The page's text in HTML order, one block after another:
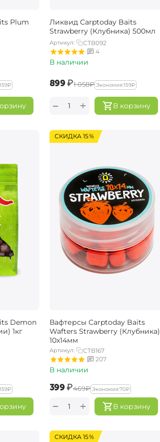
Plum
₽
Ликвид Carptoday Baits
Strawberry (Клубника) 500мл
Артикул:
CTB092
4
В наличии
‍899‍₽‍1 058‍₽ Экономия:‍159‍₽
В корзину
+
−
Demon
1кг
₽
СКИДКА 15%
Вафтерсы Carptoday Baits
Wafters Strawberry (Клубника)
10х14мм
Артикул:
CTB167
207
В наличии
‍399‍₽‍469‍₽ Экономия:‍70‍₽
В корзину
+
−
СКИДКА 15%